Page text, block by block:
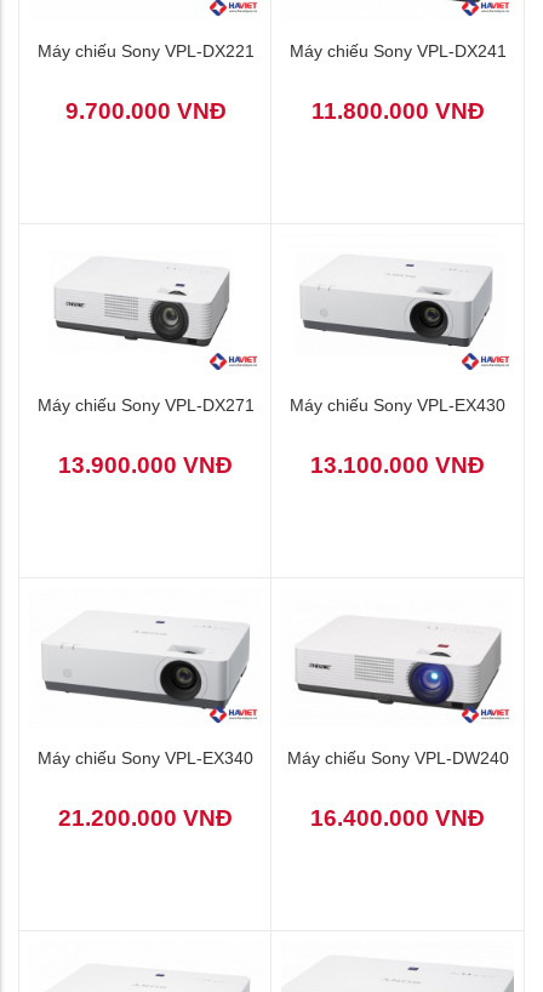
Máy chiếu Sony VPL-DX221
9.700.000 VNĐ
Máy chiếu Sony VPL-DX241
11.800.000 VNĐ
Máy chiếu Sony VPL-DX271
13.900.000 VNĐ
Máy chiếu Sony VPL-EX430
13.100.000 VNĐ
Máy chiếu Sony VPL-EX340
21.200.000 VNĐ
Máy chiếu Sony VPL-DW240
16.400.000 VNĐ